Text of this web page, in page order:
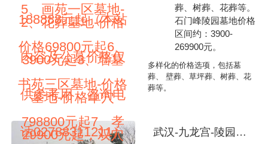
188888元起（本站
内容及公墓价格仅
供参考用，咨询电
话02788311211）
5、画苑一区墓地-
价格69800元起6、
书苑三区墓地-价格
798800元起7、孝
2、花葬墓地-价格
3900元起3、墙墓
墓地-价格单穴
29900元起，双穴
葬、树葬、花葬等。
石门峰陵园墓地价格
区间约：3900-
269900元。
多样化的价格选项，包括墓
葬、 壁葬、草坪葬、树葬、花
葬等。
武汉-九龙宫-陵园墓地公墓-参考价格表一览：1、花坛葬墓地-价格8888元起2、公益区墓地-价格卧碑13888元起3、墙墓墓地-价格16888元起4、天龙园墓地-价格22888元起5、玉兰苑墓地-价格36888元起6、桂花苑墓地-价格42888元起7、茶花苑墓地-价格48888元起8、紫薇苑墓地-价格56888元起9、玉兰苑北区墓地-价格75888元起10、樱花苑墓地-价格98888元起（本站内容及陵园价格仅供参考用，咨询电话027-88311211）九龙宫-纪念园-陵园